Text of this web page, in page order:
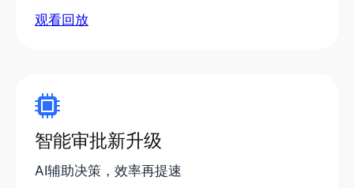
观看回放
智能审批新升级
AI辅助决策，效率再提速